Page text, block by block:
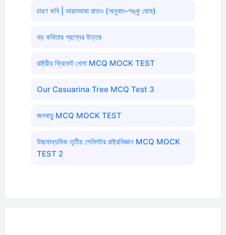
চারণ কবি | ভারতভাষা রাতও (অনুবাদ-শঙ্কু ঘোষ)
বড় কবিতার প্রশ্নের উত্তর
রাষ্ট্রীয় ক্রিকেট খেলা MCQ MOCK TEST
Our Casuarina Tree MCQ Test 3
জলবায়ু MCQ MOCK TEST
উচ্চমাধ্যমিক তৃতীয় সেমিস্টার রাষ্ট্রবিজ্ঞান MCQ MOCK
TEST 2